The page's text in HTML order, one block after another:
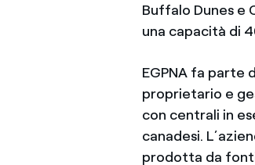
Buffalo Dunes e
una capacità di
EGPNA fa parte
proprietario e
con centrali in
canadesi.
prodotta da